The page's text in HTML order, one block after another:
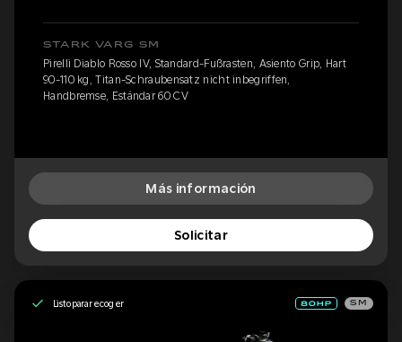
STARK VARG SM
Pirelli Diablo Rosso IV, Standard-Fußrasten, Asiento Grip, Hart
90-110 kg, Titan-Schraubensatz nicht inbegriffen,
Handbremse, Estándar 60 CV
Más información
Solicitar
Listo para recoger SM